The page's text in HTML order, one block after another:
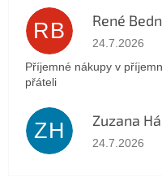
RB René
Hodnocení
24.7.2026
Příjemné nákupy v
přáteli
ZH Zuzana
Hodnocení
24.7.2026